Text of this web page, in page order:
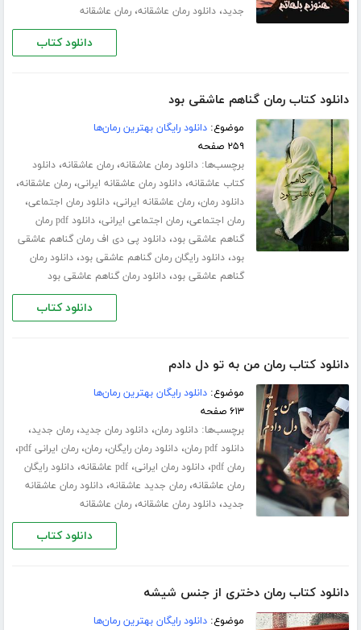
جدید،دانلود رمان عاشقانه،رمان عاشقانه
دانلود کتاب
دانلود کتاب رمان گناهم عاشقی بود
موضوع:دانلود رایگان بهترین رمان‌ها
۲۵۹ صفحه
برچسب‌ها:دانلود رمان عاشقانه،رمان عاشقانه،دانلود
کتاب عاشقانه،دانلود رمان عاشقانه ایرانی،رمان عاشقانه،
دانلود رمان،رمان عاشقانه ایرانی،دانلود رمان اجتماعی،
رمان اجتماعی،رمان اجتماعی ایرانی،
دانلود pdf رمان
گناهم عاشقی بود،دانلود پی دی اف رمان گناهم عاشقی
بود،دانلود رایگان رمان گناهم عاشقی بود،دانلود رمان
گناهم عاشقی بود،دانلود رمان گناهم عاشقی بود
دانلود کتاب
دانلود کتاب رمان من به تو دل دادم
موضوع:دانلود رایگان بهترین رمان‌ها
۶۱۳ صفحه
برچسب‌ها:دانلود رمان،دانلود رمان جدید،رمان جدید،
دانلود pdf رمان ،دانلود رمان رایگان،رمان،رمان ایرانی pdf ،
رمان pdf ،دانلود رمان ایرانی،pdf عاشقانه ،دانلود رایگان
رمان عاشقانه،رمان جدید عاشقانه،دانلود رمان عاشقانه
جدید،دانلود رمان عاشقانه،رمان عاشقانه
دانلود کتاب
دانلود کتاب رمان دختری از جنس شیشه
موضوع:دانلود رایگان بهترین رمان‌ها